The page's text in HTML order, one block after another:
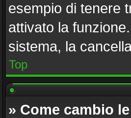
esempio di tenere
attivato la
sistema, la
Top
» Come cambio